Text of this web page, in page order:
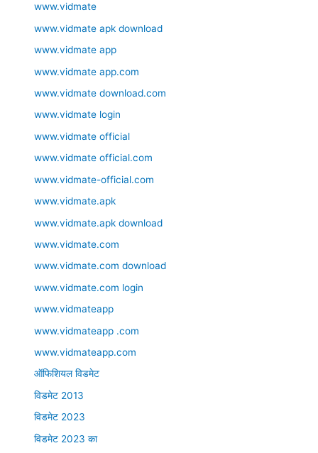
www.vidmate
www.vidmate apk download
www.vidmate app
www.vidmate app.com
www.vidmate download.com
www.vidmate login
www.vidmate official
www.vidmate official.com
www.vidmate-official.com
www.vidmate.apk
www.vidmate.apk download
www.vidmate.com
www.vidmate.com download
www.vidmate.com login
www.vidmateapp
www.vidmateapp .com
www.vidmateapp.com
ऑफिशियल विडमेट
विडमेट 2013
विडमेट 2023
विडमेट 2023 का